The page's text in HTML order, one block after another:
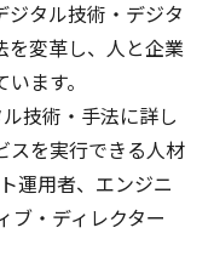
ジタル技術・デジタ
を変革し、人と企業
ます。
技術・手法に詳し
スを実行できる人材
運用者、エンジニ
ブ・ディレクター